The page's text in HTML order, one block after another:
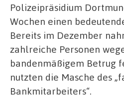
Polizeipräsidium
Wochen einen
Bereits im Dezember
zahlreiche Personen
bandenmäßigem Betrug
nutzten die Masche des
Bankmitarbeiters“.